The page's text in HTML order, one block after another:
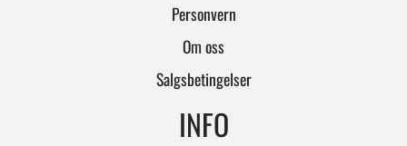
Personvern
Om oss
Salgsbetingelser
INFO